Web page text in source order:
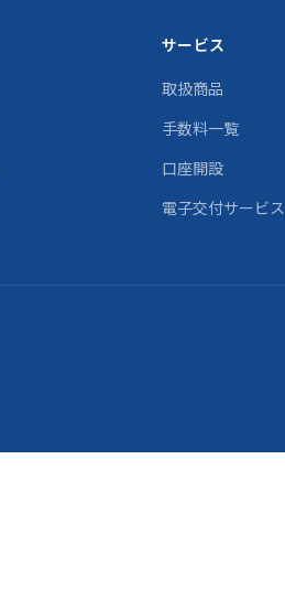
サービス
取扱商品
手数料一覧
口座開設
電子交付サービス